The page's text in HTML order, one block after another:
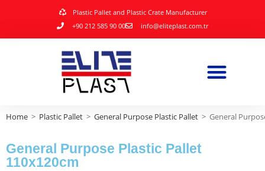
Plastic Pallet and Plastic Crate Manufacturer
+90 212 585 90 00
info@eliteplast.com.tr
Home > Plastic Pallet > General Purpose Plastic Pallet > General
General Purpose Plastic Pallet
110x120cm